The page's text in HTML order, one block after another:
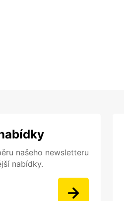
našeho newsletteru
nabídky.